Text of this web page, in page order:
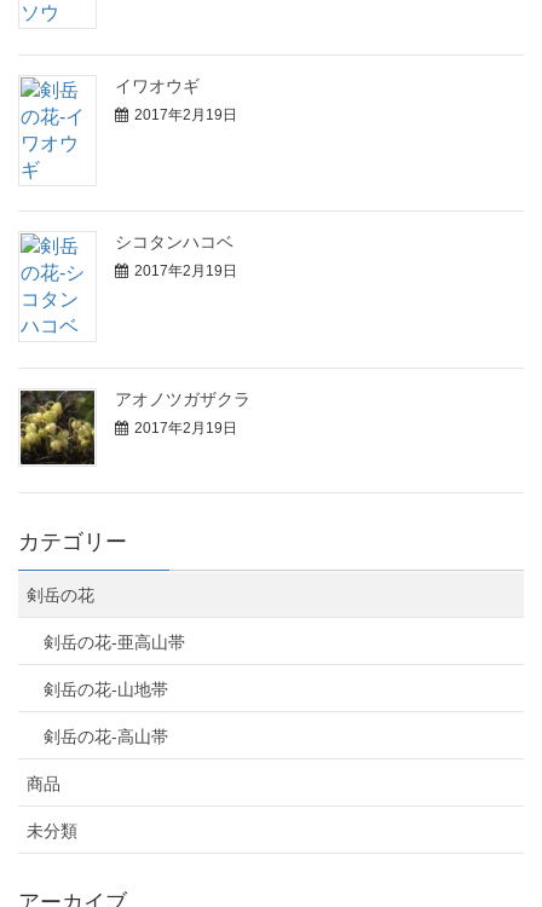
イワオウギ
2017年2月19日
シコタンハコベ
2017年2月19日
アオノツガザクラ
2017年2月19日
カテゴリー
剣岳の花
剣岳の花-亜高山帯
剣岳の花-山地帯
剣岳の花-高山帯
商品
未分類
アーカイブ